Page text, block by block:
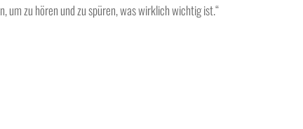
um zu hören und zu spüren, was wirklich wichtig ist.“